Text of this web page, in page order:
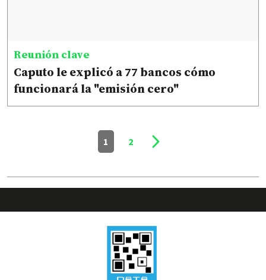
Reunión clave
Caputo le explicó a 77 bancos cómo
funcionará la "emisión cero"
1 2